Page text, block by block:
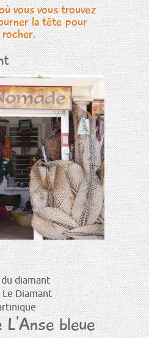
diamant
Le Diamant
L'Anse bleue